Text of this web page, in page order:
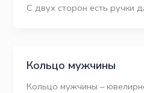
С двух сторон есть ручки
Кольцо мужчины
Кольцо мужчины –